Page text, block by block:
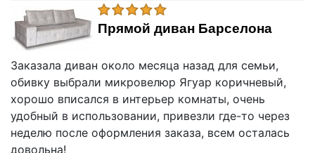
Прямой диван Барселона
Заказала диван около месяца назад для семьи,
обивку выбрали микровелюр Ягуар коричневый,
хорошо вписался в интерьер комнаты, очень
удобный в использовании, привезли где-то через
неделю после оформления заказа, всем осталась
довольна!